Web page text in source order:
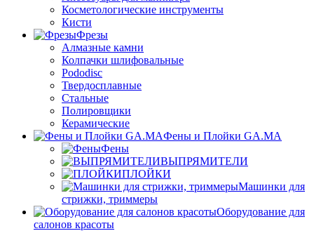
Косметологические инструменты
Кисти
Фрезы
Алмазные камни
Колпачки шлифовальные
Pododisc
Твердосплавные
Стальные
Полировщики
Керамические
Фены и Плойки GA.MA
Фены
ВЫПРЯМИТЕЛИ
ПЛОЙКИ
Машинки для
стрижки, триммеры
Оборудование для
салонов красоты